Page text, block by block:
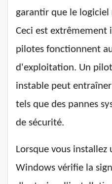
garantir que le logiciel
Ceci est extrêmement
pilotes fonctionnent
d'exploitation. Un
instable peut
tels que des pannes
de sécurité.
Lorsque vous installez
Windows vérifie la